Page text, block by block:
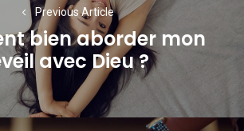
Previous Article
Previous
post:
bien aborder mon
avec Dieu ?